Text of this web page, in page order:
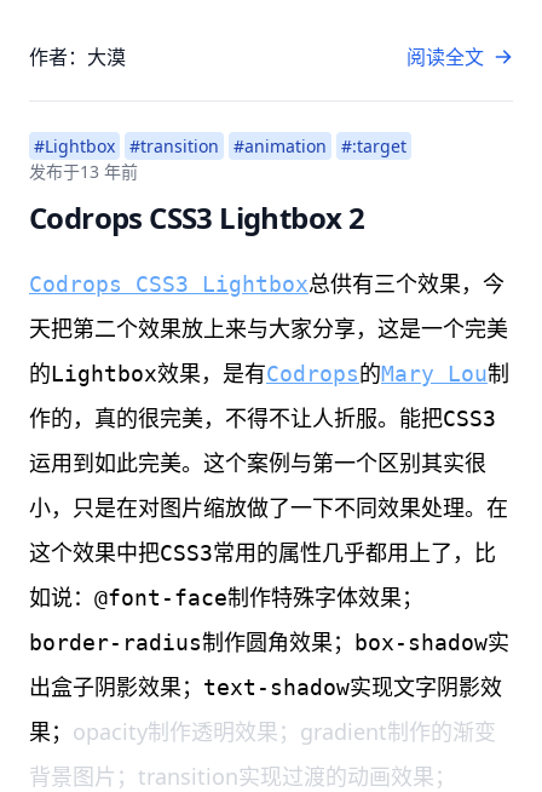
作者：大漠 阅读全文
#Lightbox #transition #animation
#:target
发布于13 年前
Codrops CSS3 Lightbox 2
Codrops CSS3 Lightbox总供有三个效果，今
天把第二个效果放上来与大家分享，这是一个完美
的Lightbox效果，是有Codrops的Mary Lou制
作的，真的很完美，不得不让人折服。能把CSS3
运用到如此完美。这个案例与第一个区别其实很
小，只是在对图片缩放做了一下不同效果处理。在
这个效果中把CSS3常用的属性几乎都用上了，比
如说：@font-face制作特殊字体效果；
border-radius制作圆角效果；box-shadow实
出盒子阴影效果；text-shadow实现文字阴影效
果； opacity制作透明效果；gradient制作的渐变
背景图片；transition实现过渡的动画效果；